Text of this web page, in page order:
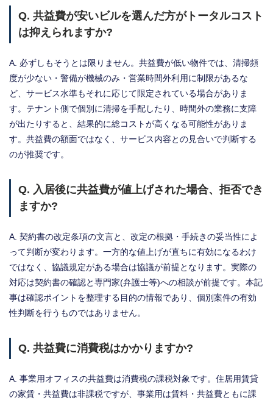
Q. 共益費が安いビルを選んだ方がトータルコスト
は抑えられますか?
A. 必ずしもそうとは限りません。共益費が低い物件では、清掃頻
度が少ない・警備が機械のみ・営業時間外利用に制限があるな
ど、サービス水準もそれに応じて限定されている場合がありま
す。テナント側で個別に清掃を手配したり、時間外の業務に支障
が出たりすると、結果的に総コストが高くなる可能性がありま
す。共益費の額面ではなく、サービス内容との見合いで判断する
のが推奨です。
Q. 入居後に共益費が値上げされた場合、拒否でき
ますか?
A. 契約書の改定条項の文言と、改定の根拠・手続きの妥当性によ
って判断が変わります。一方的な値上げが直ちに有効になるわけ
ではなく、協議規定がある場合は協議が前提となります。実際の
対応は契約書の確認と専門家(弁護士等)への相談が前提です。本記
事は確認ポイントを整理する目的の情報であり、個別案件の有効
性判断を行うものではありません。
Q. 共益費に消費税はかかりますか?
A. 事業用オフィスの共益費は消費税の課税対象です。住居用賃貸
の家賃・共益費は非課税ですが、事業用は賃料・共益費ともに課